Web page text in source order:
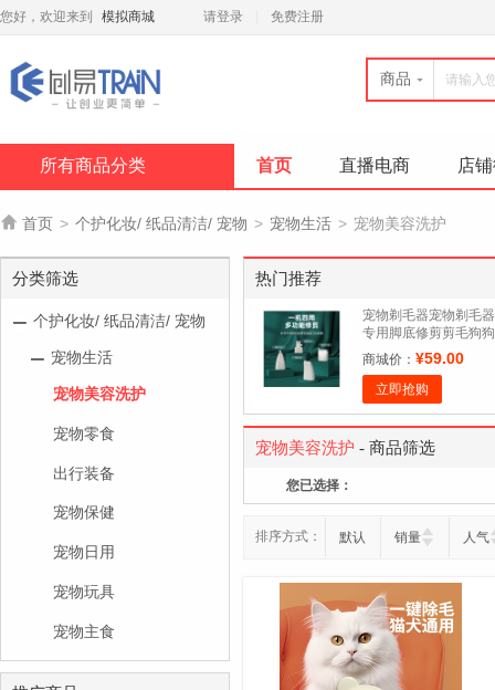
您好，欢迎来到 模拟商城 请登录 免费注册
商品
所有商品分类 首页 直播电商 店
 首页 > 个护化妆/ 纸品清洁/ 宠物 > 宠物生活 > 宠物美容洗护
分类筛选
个护化妆/ 纸品清洁/ 宠物
宠物生活
宠物美容洗护
宠物零食
出行装备
宠物保健
宠物日用
宠物玩具
宠物主食
热门推荐
宠物剃毛器宠物剃毛器
专用脚底修剪剪毛狗狗
猫咪电推剪静音神器脚
毛电推工具
商城价： ¥59.00
立即抢购
宠物美容洗护 - 商品筛选
您已选择：
排序方式： 默认 销量 人气